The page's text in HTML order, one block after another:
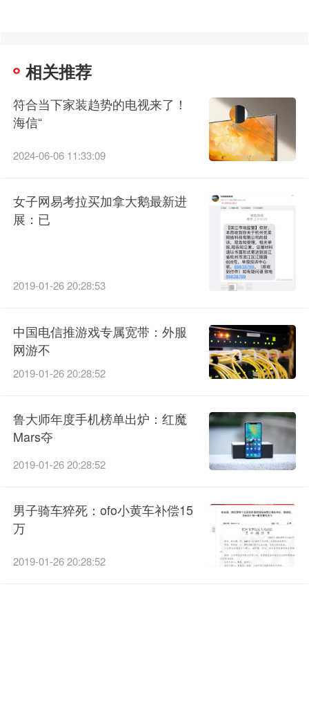
相关推荐
符合当下家装趋势的电视来了！
海信“
2024-06-06 11:33:09
女子网易考拉买加拿大鹅最新进
展：已
2019-01-26 20:28:53
中国电信推游戏专属宽带：外服
网游不
2019-01-26 20:28:52
鲁大师年度手机榜单出炉：红魔
Mars夺
2019-01-26 20:28:52
男子骑车猝死：ofo小黄车补偿15
万
2019-01-26 20:28:52